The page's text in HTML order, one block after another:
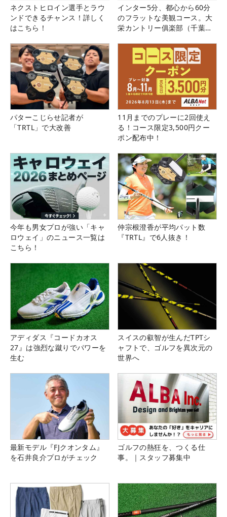
ネクストヒロイン選手とラウ
ンドできるチャンス！詳しく
はこちら！
インター5分、都心から60分
のフラットな美観コース。大
栄カントリー俱楽部（千葉
パターこじらせ記者が
「TRTL」で大改善
11月までのプレーに2回使え
る！コース限定3,500円クー
ポン配布中！
今年も男女プロが強い「キャ
ロウェイ」のニュース一覧は
こちら！
仲宗根澄香が平均パット数
『TRTL』で6人抜き！
アディダス『コードカオス
27』は強烈な蹴りでパワーを
生む
スイスの叡智が生んだTPTシ
ャフトで、ゴルフを異次元の
世界へ
最新モデル『FJクオンタム』
を石井良介プロがチェック
ゴルフの熱狂を、つくる仕
事。｜スタッフ募集中